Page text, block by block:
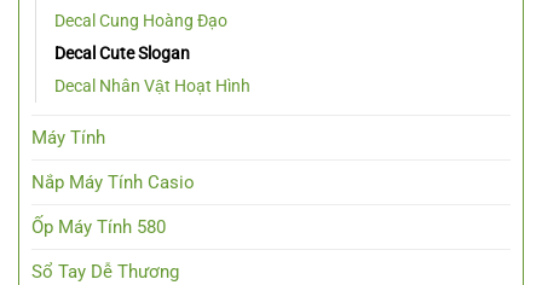
Decal Cung Hoàng Đạo
Decal Cute Slogan
Decal Nhân Vật Hoạt Hình
Máy Tính
Nắp Máy Tính Casio
Ốp Máy Tính 580
Sổ Tay Dễ Thương